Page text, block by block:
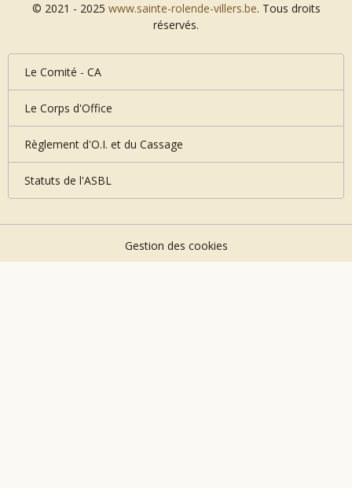
© 2021 - 2025 www.sainte-rolende-villers.be. Tous droits
réservés.
Le Comité - CA
Le Corps d'Office
Règlement d'O.I. et du Cassage
Statuts de l'ASBL
Gestion des cookies